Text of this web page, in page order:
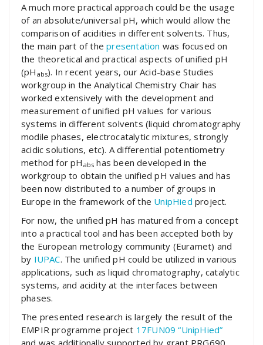
A much more practical approach could be the usage
of an absolute/universal pH, which would allow the
comparison of acidities in different solvents. Thus,
the main part of thepresentation was focused on
the theoretical and practical aspects of unified pH
(pH abs). In recent years, our Acid-base Studies
workgroup in the Analytical Chemistry Chair has
worked extensively with the development and
measurement of unified pH values for various
systems in different solvents (liquid chromatography
modile phases, electrocatalytic mixtures, strongly
acidic solutions, etc). A differential potentiometry
method for pH abs has been developed in the
workgroup to obtain the unified pH values and has
been now distributed to a number of groups in
Europe in the framework of the UnipHied project.
For now, the unified pH has matured from a concept
into a practical tool and has been accepted both by
the European metrology community (Euramet) and
by IUPAC. The unified pH could be utilized in various
applications, such as liquid chromatography, catalytic
systems, and acidity at the interfaces between
phases.
The presented research is largely the result of the
EMPIR programme project 17FUN09 “UnipHied”
and was additionally supported by grant PRG690